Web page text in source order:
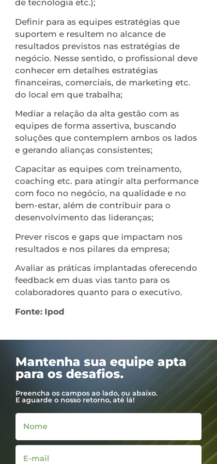
de tecnologia etc.);
Definir para as equipes estratégias que
suportem e resultem no alcance de
resultados previstos nas estratégias de
negócio. Nesse sentido, o profissional deve
conhecer em detalhes estratégias
financeiras, comerciais, de marketing etc.
do local em que trabalha;
Mediar a relação da alta gestão com as
equipes de forma assertiva, buscando
soluções que contemplem ambos os lados
e gerando alianças consistentes;
Capacitar as equipes com treinamento,
coaching etc. para atingir alta performance
com foco no negócio, na qualidade e no
bem-estar, além de contribuir para o
desenvolvimento das lideranças;
Prever riscos e gaps que impactam nos
resultados e nos pilares da empresa;
Avaliar as práticas implantadas oferecendo
feedback em duas vias tanto para os
colaboradores quanto para o executivo.
Fonte: Ipod
Mantenha sua equipe apta
para os desafios.
Preencha os campos ao lado, ou abaixo.
E aguarde o nosso retorno, até lá!